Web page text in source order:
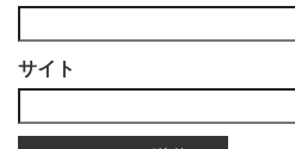
サイト